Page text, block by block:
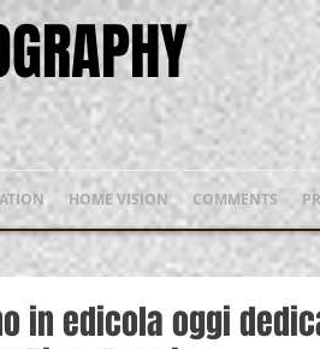
HOME VISION COMMENTS
in edicola oggi